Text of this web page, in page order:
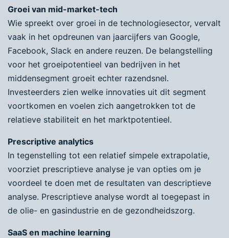
Groei van mid-market-tech
Wie spreekt over groei in de technologiesector, vervalt
vaak in het opdreunen van jaarcijfers van Google,
Facebook, Slack en andere reuzen. De belangstelling
voor het groeipotentieel van bedrijven in het
middensegment groeit echter razendsnel.
Investeerders zien welke innovaties uit dit segment
voortkomen en voelen zich aangetrokken tot de
relatieve stabiliteit en het marktpotentieel.
Prescriptive analytics
In tegenstelling tot een relatief simpele extrapolatie,
voorziet prescriptieve analyse je van opties om je
voordeel te doen met de resultaten van descriptieve
analyse. Prescriptieve analyse wordt al toegepast in
de olie- en gasindustrie en de gezondheidszorg.
SaaS en machine learning